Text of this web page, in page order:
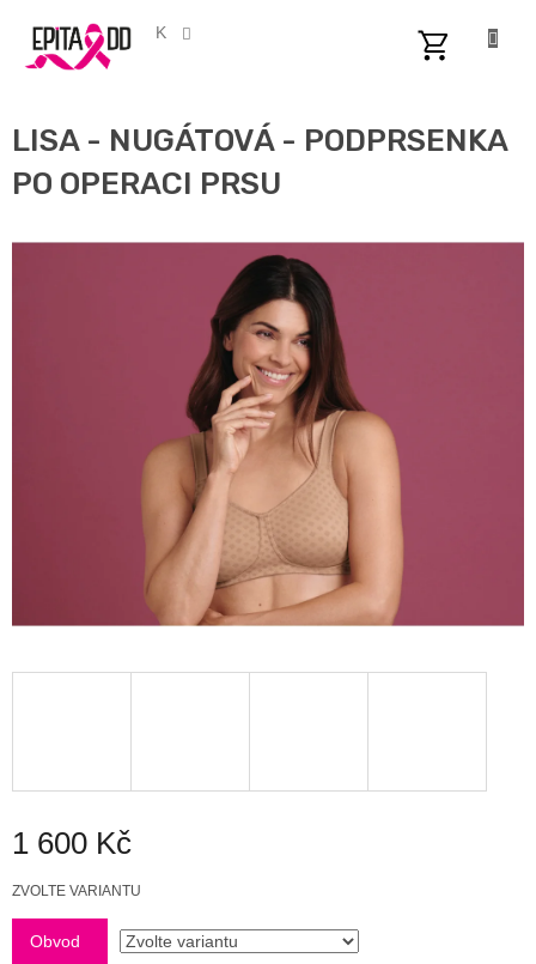
obsah
CZK
LISA - NUGÁTOVÁ - PODPRSENKA
PO OPERACI PRSU
1 600 Kč
Měrná
ZVOLTE VARIANTU
Obvod